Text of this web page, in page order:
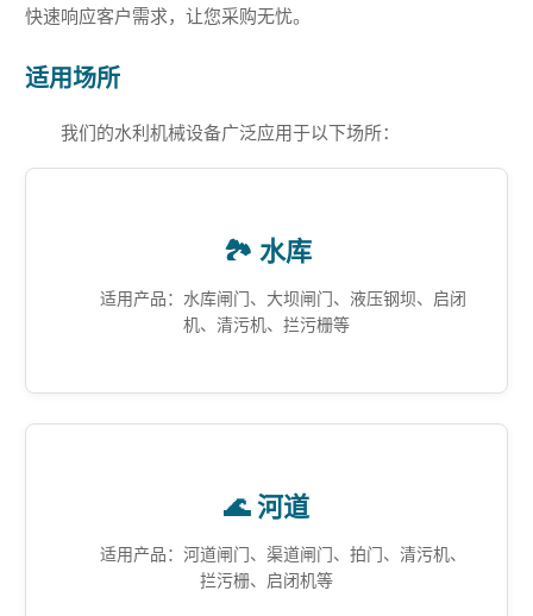
快速响应客户需求，让您采购无忧。
适用场所
我们的水利机械设备广泛应用于以下场所：
🏞️ 水库
适用产品：水库闸门、大坝闸门、液压钢坝、启闭
机、清污机、拦污栅等
🌊 河道
适用产品：河道闸门、渠道闸门、拍门、清污机、
拦污栅、启闭机等